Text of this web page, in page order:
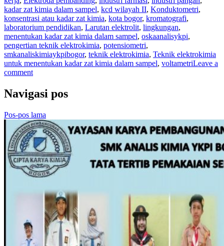
kadar zat kimia dalam sampel, kcd wilayah II, Konduktometri,
konsentrasi atau kadar zat kimia, kota bogor, kromatografi,
laboratorium pendidikan, Larutan elektrolit, lingkungan,
menentukan kadar zat kimia dalam sampel, oskaanalisykpi,
pengertian teknik elektrokimia, potensiometri,
smkanaliskimiaykpibogor, teknik elektrokimia, Teknik elektrokimia
untuk menentukan kadar zat kimia dalam sampel, voltametriLeave a
comment
Navigasi pos
Pos-pos lama